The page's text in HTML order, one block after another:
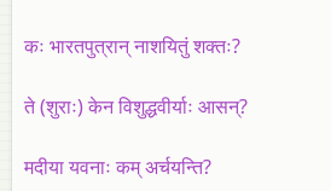
कः भारतपुत्रान्‌ नाशयितुं शक्तः?
ते (शुराः) केन विशुद्धवीर्याः आसन्‌?
मदीया यवनाः कम्‌ अर्चयन्ति?